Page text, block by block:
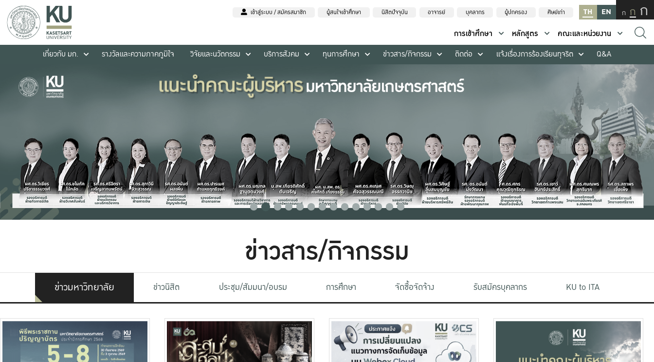
เข้าสู่ระบบ / สมัครสมาชิก ผู้สนใจเข้าศึกษา นิสิตปัจจุบัน อาจารย์ บุคลากร ผู้ปกครอง ศิษย์เก่า TH EN ก ก ก
การเข้าศึกษา หลักสูตร
คณะและหน่วยงาน
เกี่ยวกับ มก.
รางวัลและความภาคภูมิใจ วิจัยและนวัตกรรม บริการสังคม ทุนการศึกษา ข่าวสาร/กิจกรรม ติดต่อ แจ้งเรื่องการร้องเรียนทุจริต Q&A
ข่าวสาร/กิจกรรม
ข่าวมหาวิทยาลัย ข่าวนิสิต ประชุม/สัมมนา/อบรม การศึกษา จัดซื้อจัดจ้าง รับสมัครบุคลากร KU to ITA